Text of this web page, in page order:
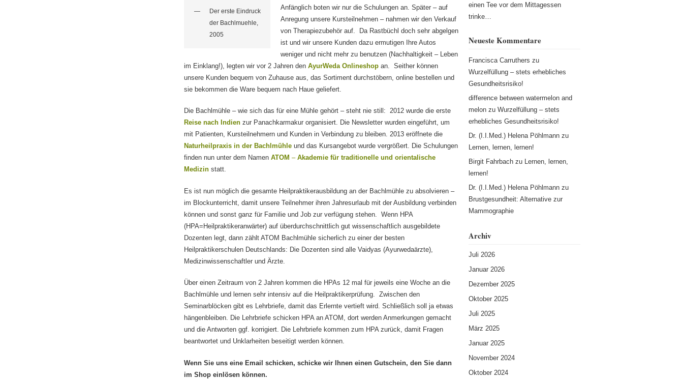
Der erste Eindruck
der Bachlmuehle,
2005
Anfänglich boten wir nur die Schulungen an. Später – auf
Anregung unsere Kursteilnehmen – nahmen wir den Verkauf
von Therapiezubehör auf. Da Rastbüchl doch sehr abgelgen
ist und wir unsere Kunden dazu ermutigen Ihre Autos
weniger und nicht mehr zu benutzen (Nachhaltigkeit – Leben
im Einklang!), legten wir vor 2 Jahren denAyurWeda Onlineshopan. Seither können
unsere Kunden bequem von Zuhause aus, das Sortiment durchstöbern, online bestellen und
sie bekommen die Ware bequem nach Haue geliefert.
Die Bachlmühle – wie sich das für eine Mühle gehört – steht nie still: 2012 wurde die erste
Reise nach Indien zur Panachkarmakur organisiert. Die Newsletter wurden eingeführt, um
mit Patienten, Kursteilnehmern und Kunden in Verbindung zu bleiben. 2013 eröffnete die
Naturheilpraxis in der Bachlmühle und das Kursangebot wurde vergrößert. Die Schulungen
finden nun unter dem NamenATOM –Akademie für traditionelle und orientalische
Medizin statt.
Es ist nun möglich die gesamte Heilpraktikerausbildung an der Bachlmühle zu absolvieren –
im Blockunterricht, damit unsere Teilnehmer ihren Jahresurlaub mit der Ausbildung verbinden
können und sonst ganz für Familie und Job zur verfügung stehen. Wenn HPA
(HPA=Heilpraktikeranwärter) auf überdurchschnittlich gut wissenschaftlich ausgebildete
Dozenten legt, dann zählt ATOM Bachlmühle sicherlich zu einer der besten
Heilpraktikerschulen Deutschlands: Die Dozenten sind alle Vaidyas (Ayurwedaärzte),
Medizinwissenschaftler und Ärzte.
Über einen Zeitraum von 2 Jahren kommen die HPAs 12 mal für jeweils eine Woche an die
Bachlmühle und lernen sehr intensiv auf die Heilpraktikerprüfung. Zwischen den
Seminarblöcken gibt es Lehrbriefe, damit das Erlernte vertieft wird. Schließlich soll ja etwas
hängenbleiben. Die Lehrbriefe schicken HPA an ATOM, dort werden Anmerkungen gemacht
und die Antworten ggf. korrigiert. Die Lehrbriefe kommen zum HPA zurück, damit Fragen
beantwortet und Unklarheiten beseitigt werden können.
Wenn Sie uns eine Email schicken, schicke wir Ihnen einen Gutschein, den Sie dann
im Shop einlösen können.
einen Tee vor dem Mittagessen
trinke…
Neueste Kommentare
Francisca Carruthers zu
Wurzelfüllung – stets erhebliches
Gesundheitsrisiko!
difference between watermelon and
melonzu Wurzelfüllung – stets
erhebliches Gesundheitsrisiko!
Dr. (I.I.Med.) Helena Pöhlmannzu
Lernen, lernen, lernen!
Birgit Fahrbachzu
Lernen, lernen,
lernen!
Dr. (I.I.Med.) Helena Pöhlmannzu
Brustgesundheit: Alternative zur
Mammographie
Archiv
Juli 2026
Januar 2026
Dezember 2025
Oktober 2025
Juli 2025
März 2025
Januar 2025
November 2024
Oktober 2024